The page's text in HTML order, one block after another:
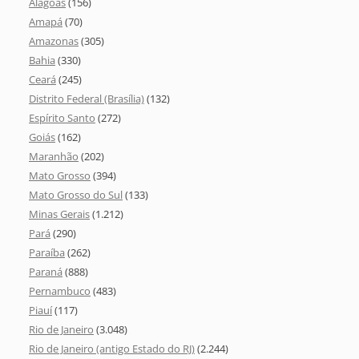
Amapá (70)
Amazonas(305)
Bahia (330)
Ceará (245)
Distrito Federal (Brasília)(132)
Espírito Santo (272)
Goiás(162)
Maranhão (202)
Mato Grosso (394)
Mato Grosso do Sul(133)
Minas Gerais(1.212)
Pará (290)
Paraíba (262)
Paraná (888)
Pernambuco (483)
Piauí(117)
Rio de Janeiro (3.048)
Rio de Janeiro (antigo Estado do RJ)(2.244)